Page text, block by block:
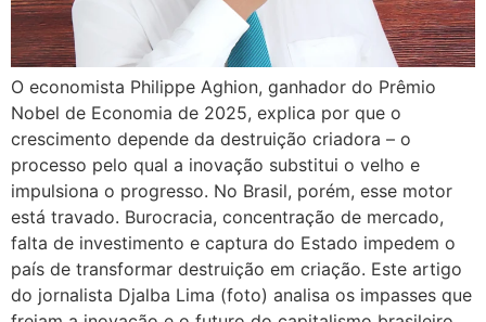
O economista Philippe Aghion, ganhador do Prêmio
Nobel de Economia de 2025, explica por que o
crescimento depende da destruição criadora – o
processo pelo qual a inovação substitui o velho e
impulsiona o progresso. No Brasil, porém, esse motor
está travado. Burocracia, concentração de mercado,
falta de investimento e captura do Estado impedem o
país de transformar destruição em criação. Este artigo
do jornalista Djalba Lima (foto) analisa os impasses que